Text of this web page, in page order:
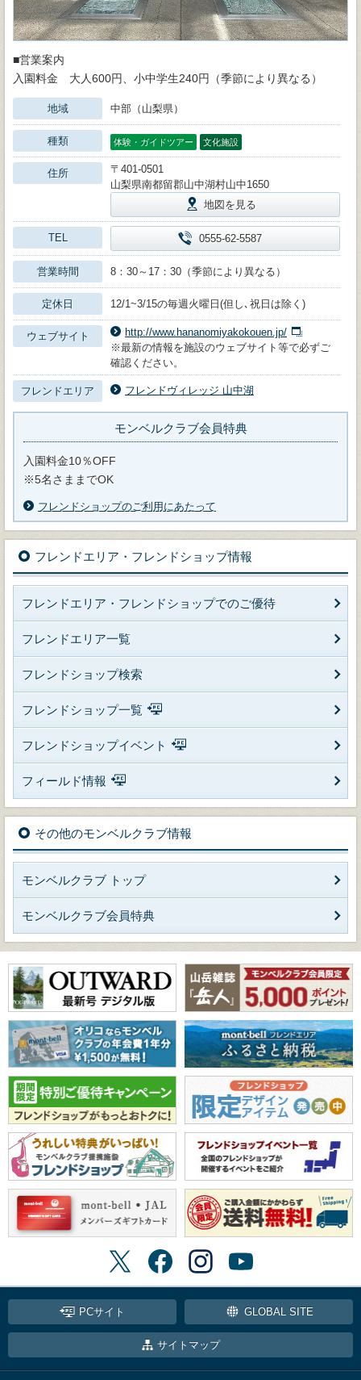
■営業案内
入園料金 大人600円、小中学生240円（季節により異なる）
地域 中部（山梨県）
種類 体験・ガイドツアー 文化施設
住所
〒401-0501
山梨県南都留郡山中湖村山中1650
地図を見る
TEL 0555-62-5587
営業時間 8：30～17：30（季節により異なる）
定休日 12/1~3/15の毎週火曜日(但し､祝日は除く)
ウェブサイト
http://www.hananomiyakokouen.jp/
※最新の情報を施設のウェブサイト等で必ずご
確認ください。
フレンドエリア フレンドヴィレッジ 山中湖
モンベルクラブ会員特典
入園料金10％OFF
※5名さままでOK
フレンドショップのご利用にあたって
フレンドエリア・フレンドショップ情報
フレンドエリア・フレンドショップでのご優待
フレンドエリア一覧
フレンドショップ検索
フレンドショップ一覧
フレンドショップイベント
フィールド情報
その他のモンベルクラブ情報
モンベルクラブ トップ
モンベルクラブ会員特典
PCサイト GLOBAL SITE
サイトマップ